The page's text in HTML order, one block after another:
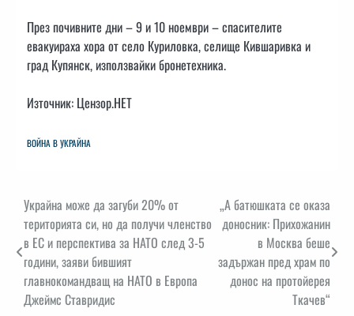
През почивните дни – 9 и 10 ноември – спасителите
евакуираха хора от село Куриловка, селище Кившаривка и
град Купянск, използвайки бронетехника.
Източник: Цензор.НЕТ
ВОЙНА В УКРАЙНА
Навигация
Украйна може да загуби 20% от
територията си, но да получи членство
в ЕС и перспектива за НАТО след 3-5
години, заяви бившият
главнокомандващ на НАТО в Европа
Джеймс Ставридис
„А батюшката се оказа
доносник: Прихожанин
в Москва беше
задържан пред храм по
донос на протойерея
Ткачев“